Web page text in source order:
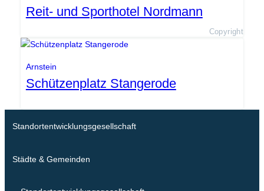
Reit- und Sporthotel Nordmann
Copyright
Arnstein
Schützenplatz Stangerode
Standortentwicklungsgesellschaft
Städte & Gemeinden